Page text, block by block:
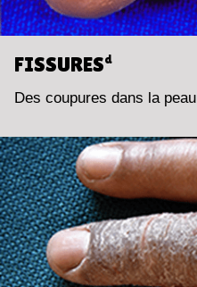
FISSURESd
Des coupures dans la peau